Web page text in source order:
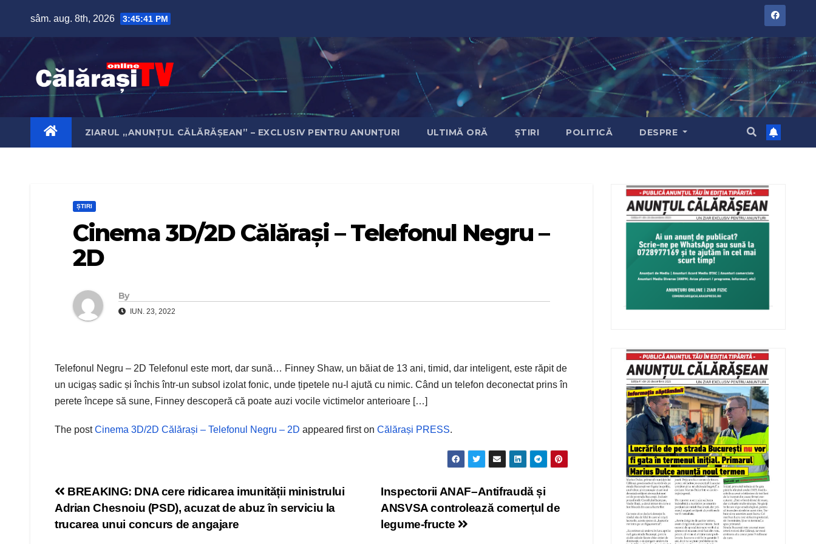
content
sâm. aug. 8th, 2026 3:45:42 PM
ZIARUL „ANUNȚUL CĂLĂRĂȘEAN” – EXCLUSIV PENTRU ANUNȚURI ULTIMĂ ORĂ ȘTIRI POLITICĂ DESPRE
ȘTIRI
Cinema 3D/2D Călărași – Telefonul Negru –
2D
By
IUN. 23, 2022
Telefonul Negru – 2D Telefonul este mort, dar sună… Finney Shaw, un băiat de 13 ani, timid, dar inteligent, este răpit de
un ucigaș sadic și închis într-un subsol izolat fonic, unde țipetele nu-l ajută cu nimic. Când un telefon deconectat prins în
perete începe să sune, Finney descoperă că poate auzi vocile victimelor anterioare […]
The postCinema 3D/2D Călărași – Telefonul Negru – 2D appeared first on Călărași PRESS.
Navigare
în
Inspectorii ANAF–Antifraudă și
ANSVSA controlează comerțul de
legume-fructe
BREAKING: DNA cere ridicarea imunității ministrului
Adrian Chesnoiu (PSD), acuzat de abuz în serviciu la
trucarea unui concurs de angajare